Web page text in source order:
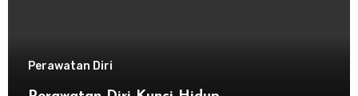
Perawatan Diri